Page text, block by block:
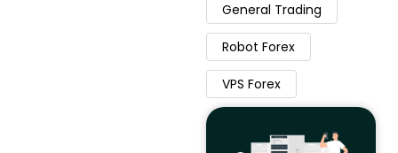
General Trading
Robot Forex
VPS Forex